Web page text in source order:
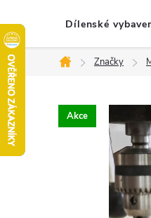
Dílenské
Domů
Značky
Akce